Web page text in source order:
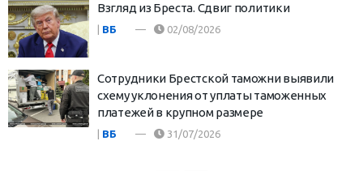
Взгляд из Бреста. Сдвиг политики
ВБ 02/08/2026
Сотрудники Брестской таможни выявили
схему уклонения от уплаты таможенных
платежей в крупном размере
| ВБ 31/07/2026